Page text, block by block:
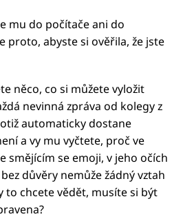
mu do počítače ani do
proto, abyste si ověřila, že jste
něco, co si můžete vyložit
nevinná zpráva od kolegy z
automaticky dostane
a vy mu vyčtete, proč ve
smějícím se emoji, v jeho očích
důvěry nemůže žádný vztah
to chcete vědět, musíte si být